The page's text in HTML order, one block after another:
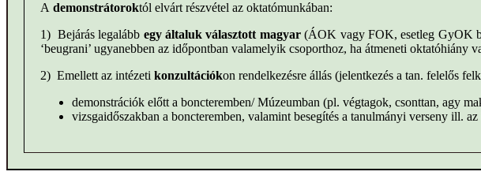
A demonstrátoroktól elvárt részvétel az oktatómunkában:
1) Bejárás legalább egy általuk választott magyar(ÁOK vagy FOK, esetleg GyOK
‘beugrani’ ugyanebben az időpontban valamelyik csoporthoz, ha átmeneti
2) Emellett az intézeti konzultációkon rendelkezésre állás (jelentkezés a tan. felelős
demonstrációk előtt a boncteremben/ Múzeumban (pl. végtagok, csonttan, agy
vizsgaidőszakban a boncteremben, valamint besegítés a tanulmányi verseny ill.